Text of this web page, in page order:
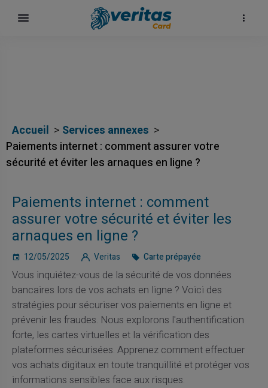
Accueil
Services annexes
Paiements internet : comment assurer votre
sécurité et éviter les arnaques en ligne ?
Paiements internet : comment
assurer votre sécurité et éviter les
arnaques en ligne ?
12/05/2025 Veritas Carte prépayée
Vous inquiétez-vous de la sécurité de vos données
bancaires lors de vos achats en ligne ? Voici des
stratégies pour sécuriser vos paiements en ligne et
prévenir les fraudes. Nous explorons l'authentification
forte, les cartes virtuelles et la vérification des
plateformes sécurisées. Apprenez comment effectuer
vos achats digitaux en toute tranquillité et protéger vos
informations sensibles face aux risques.